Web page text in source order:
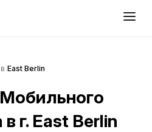
East Berlin
в г. East Berlin